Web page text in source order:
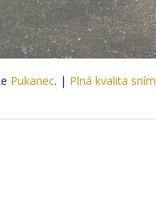
Pukanec. | Plná kvalita